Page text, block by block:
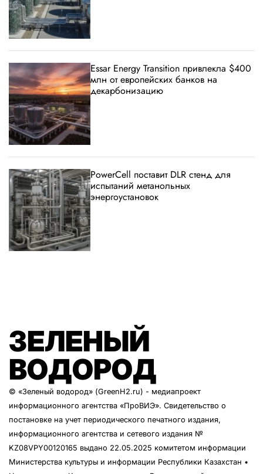
Essar Energy Transition привлекла $400
млн от европейских банков на
декарбонизацию
PowerCell поставит DLR стенд для
испытаний метанольных
энергоустановок
ЗЕЛЕНЫЙ
ВОДОРОД
© «Зеленый водород» (GreenH2.ru) - медиапроект
информационного агентства «ПроВИЭ». Свидетельство о
постановке на учет периодического печатного издания,
информационного агентства и сетевого издания №
KZ08VPY00120165 выдано 22.05.2025 комитетом информации
Министерства культуры и информации Республики Казахстан •